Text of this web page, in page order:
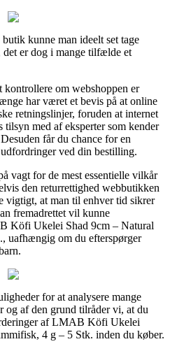
kunne man ideelt set tage
er dog i mange tilfælde et
om webshoppen er
har været et bevis på at online
retningslinjer, foruden at internet
med af eksperter som kender
får du chance for en
ved din bestilling.
vagt for de mest essentielle vilkår
den returrettighed webbutikken
vigtigt, at man til enhver tid sikrer
fremadrettet vil kunne
Köfi Ukelei Shad 9cm – Natural
uafhængig om du efterspørger
for at analysere mange
og af den grund tilråder vi, at du
af LMAB Köfi Ukelei
4 g – 5 Stk. inden du køber.